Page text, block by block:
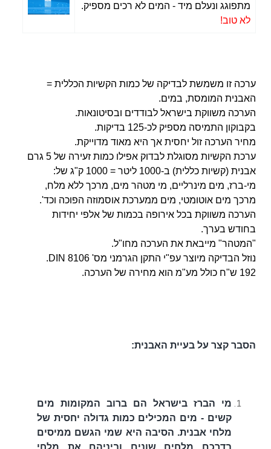
מתפוגג ונעלם מיד - המים לא רכים מספיק.
לא טוב!
ערכה זו משמשת לבדיקה של כמות הקשיות הכללית =
האבנית המומסת, במים.
הערכה משווקת בישראל לבודדים ובסיטונאות.
בקבוקון התמיסה מספיק לכ-125 בדיקות.
מחיר הערכה זול יחסית אך היא מאוד מדוייקת.
ערכת הקשיות מסוגלת לבדוק אפילו כמות זעירה של 5 גרם
אבנית (קשיות כללית) ב-1000 ליטר = 1000 ק"ג של:
מי-ברז, מים מינרליים, מי מטהר מים, מרכך ללא מלח,
מרכך מים אוטומטי, מים ממערכת אוסמוזה הפוכה וכד'.
הערכה משווקת בכל אירופה בכמות של אלפי יחידות
בחודש בערך.
"המטהר" מייבאת את הערכה מחו"ל.
נוזל הבדיקה מיוצר עפ"י התקן הגרמני מס' DIN 8106.
192 ש"ח כולל מע"מ הוא מחירה של הערכה.
הסבר קצר על בעיית האבנית:
מי הברז בישראל הם ברוב המקומות מים
קשים - מים המכילים כמות גדולה יחסית של
מלחי אבנית. הסיבה היא שמי הגשם ממיסים
בדרכם מלחים שונים וביניהם את מלחי